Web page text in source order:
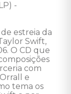
-
estreia da
Swift,
O CD que
com
e
tema os